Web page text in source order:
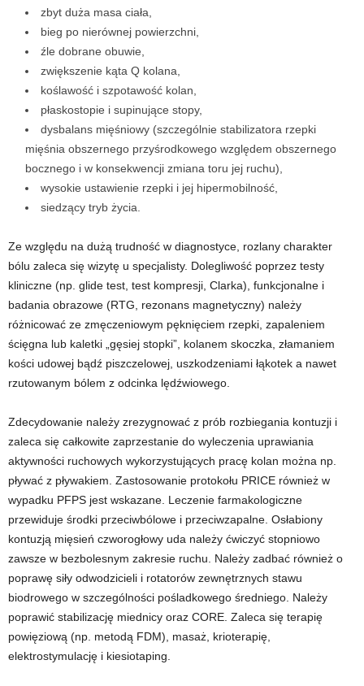
zbyt duża masa ciała,
bieg po nierównej powierzchni,
źle dobrane obuwie,
zwiększenie kąta Q kolana,
koślawość i szpotawość kolan,
płaskostopie i supinujące stopy,
dysbalans mięśniowy (szczególnie stabilizatora rzepki
mięśnia obszernego przyśrodkowego względem obszernego
bocznego i w konsekwencji zmiana toru jej ruchu),
wysokie ustawienie rzepki i jej hipermobilność,
siedzący tryb życia.
Ze względu na dużą trudność w diagnostyce, rozlany charakter
bólu zaleca się wizytę u specjalisty. Dolegliwość poprzez testy
kliniczne (np. glide test, test kompresji, Clarka), funkcjonalne i
badania obrazowe (RTG, rezonans magnetyczny) należy
różnicować ze zmęczeniowym pęknięciem rzepki, zapaleniem
ścięgna lub kaletki „gęsiej stopki”, kolanem skoczka, złamaniem
kości udowej bądź piszczelowej, uszkodzeniami łąkotek a nawet
rzutowanym bólem z odcinka lędźwiowego.
Zdecydowanie należy zrezygnować z prób rozbiegania kontuzji i
zaleca się całkowite zaprzestanie do wyleczenia uprawiania
aktywności ruchowych wykorzystujących pracę kolan można np.
pływać z pływakiem. Zastosowanie protokołu PRICE również w
wypadku PFPS jest wskazane. Leczenie farmakologiczne
przewiduje środki przeciwbólowe i przeciwzapalne. Osłabiony
kontuzją mięsień czworogłowy uda należy ćwiczyć stopniowo
zawsze w bezbolesnym zakresie ruchu. Należy zadbać również o
poprawę siły odwodzicieli i rotatorów zewnętrznych stawu
biodrowego w szczególności pośladkowego średniego. Należy
poprawić stabilizację miednicy oraz CORE. Zaleca się terapię
powięziową (np. metodą FDM), masaż, krioterapię,
elektrostymulację i kiesiotaping.